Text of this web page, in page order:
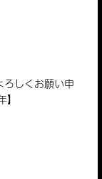
ろしくお願い申